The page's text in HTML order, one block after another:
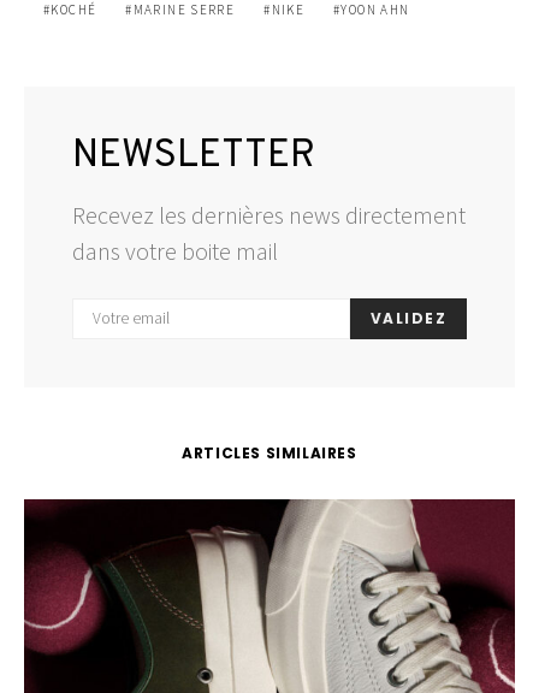
KOCHÉ
MARINE SERRE NIKE YOON AHN
NEWSLETTER
Recevez les dernières news directement
dans votre boite mail
VALIDEZ
ARTICLES SIMILAIRES